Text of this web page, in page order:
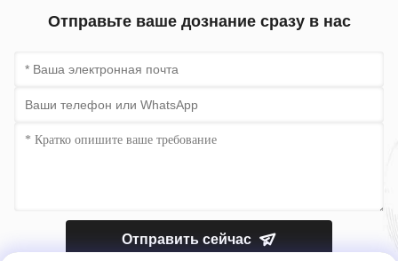
Отправьте ваше дознание сразу в нас
Отправить сейчас